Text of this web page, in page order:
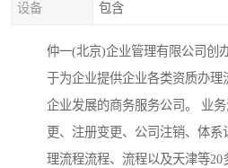
设备 包含
仲一(北京)企业管理有限公司创
于为企业提供企业各类资质办理
企业发展的商务服务公司。 业
更、注册变更、公司注销、体
理流程流程、流程以及天津等20